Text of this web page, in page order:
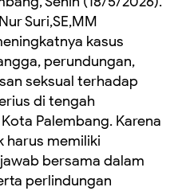
Suri,SE,MM
kasus
perundungan,
seksual terhadap
di tengah
Palembang. Karena
harus memiliki
bersama dalam
perlindungan